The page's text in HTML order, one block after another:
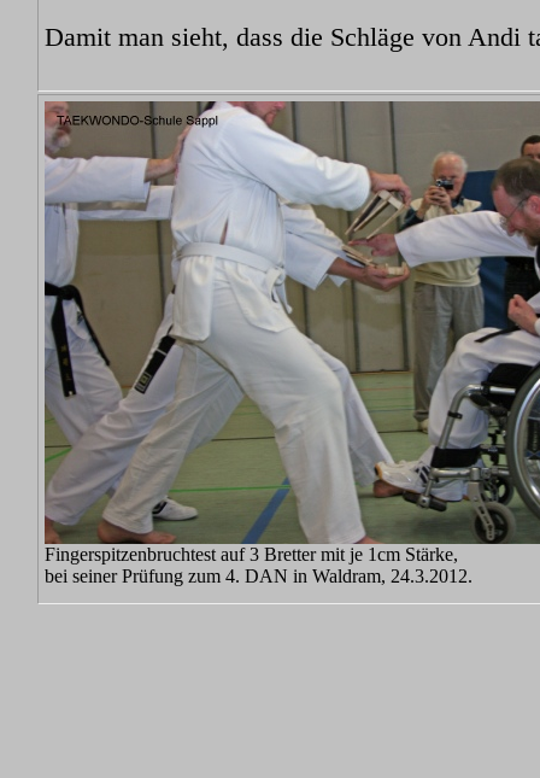
Damit man sieht, dass die Schläge von Andi
Fingerspitzenbruchtest auf 3 Bretter mit je 1cm Stärke,
bei seiner Prüfung zum 4. DAN in Waldram, 24.3.2012.